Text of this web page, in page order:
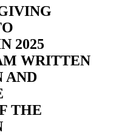
2025
WRITTEN
AND
THE